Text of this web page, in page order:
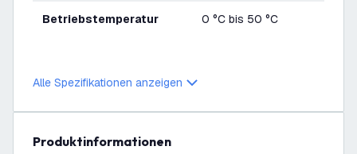
Betriebstemperatur 0 °C bis 50 °C
Alle Spezifikationen anzeigen
Produktinformationen